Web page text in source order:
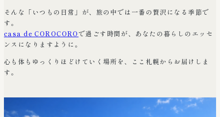
そんな「いつもの日常」が、旅の中では一番の贅沢になる季節で
す。
casa de COROCOROで過ごす時間が、あなたの暮らしのエッセ
ンスになりますように。
心も体もゆっくりほどけていく場所を、ここ札幌からお届けしま
す。